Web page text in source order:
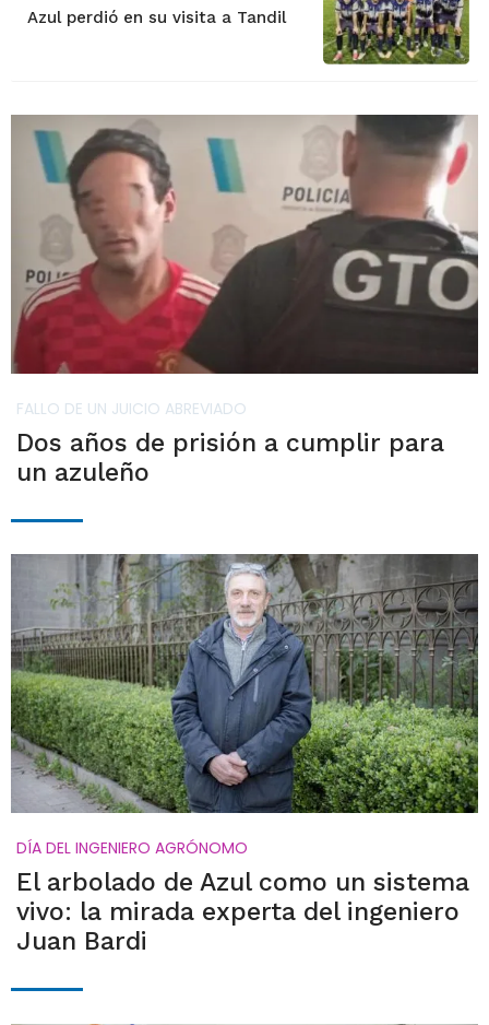
Azul perdió en su visita a Tandil
FALLO DE UN JUICIO ABREVIADO
Dos años de prisión a cumplir para
un azuleño
DÍA DEL INGENIERO AGRÓNOMO
El arbolado de Azul como un sistema
vivo: la mirada experta del ingeniero
Juan Bardi